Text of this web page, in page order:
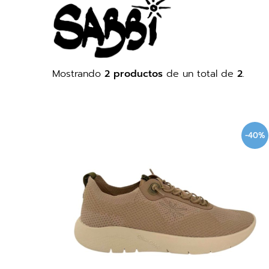
Mostrando 2 productos de un total de 2.
-40%